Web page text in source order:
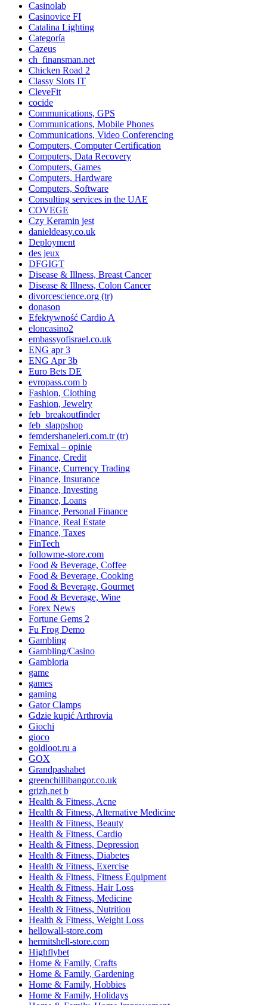
Casinolab
Casinovice FI
Catalina Lighting
Categoría
Cazeus
ch_finansman.net
Chicken Road 2
Classy Slots IT
CleveFit
cocide
Communications, GPS
Communications, Mobile Phones
Communications, Video Conferencing
Computers, Computer Certification
Computers, Data Recovery
Computers, Games
Computers, Hardware
Computers, Software
Consulting services in the UAE
COVEGE
Czy Keramin jest
danieldeasy.co.uk
Deployment
des jeux
DFGIGT
Disease & Illness, Breast Cancer
Disease & Illness, Colon Cancer
divorcescience.org (tr)
donason
Efektywność Cardio A
eloncasino2
embassyofisrael.co.uk
ENG apr 3
ENG Apr 3b
Euro Bets DE
evropass.com b
Fashion, Clothing
Fashion, Jewelry
feb_breakoutfinder
feb_slappshop
femdershaneleri.com.tr (tr)
Femixal – opinie
Finance, Credit
Finance, Currency Trading
Finance, Insurance
Finance, Investing
Finance, Loans
Finance, Personal Finance
Finance, Real Estate
Finance, Taxes
FinTech
followme-store.com
Food & Beverage, Coffee
Food & Beverage, Cooking
Food & Beverage, Gourmet
Food & Beverage, Wine
Forex News
Fortune Gems 2
Fu Frog Demo
Gambling
Gambling/Casino
Gambloria
game
games
gaming
Gator Clamps
Gdzie kupić Arthrovia
Giochi
gioco
goldloot.ru a
GOX
Grandpashabet
greenchillibangor.co.uk
grizh.net b
Health & Fitness, Acne
Health & Fitness, Alternative Medicine
Health & Fitness, Beauty
Health & Fitness, Cardio
Health & Fitness, Depression
Health & Fitness, Diabetes
Health & Fitness, Exercise
Health & Fitness, Fitness Equipment
Health & Fitness, Hair Loss
Health & Fitness, Medicine
Health & Fitness, Nutrition
Health & Fitness, Weight Loss
hellowall-store.com
hermitshell-store.com
Highflybet
Home & Family, Crafts
Home & Family, Gardening
Home & Family, Hobbies
Home & Family, Holidays